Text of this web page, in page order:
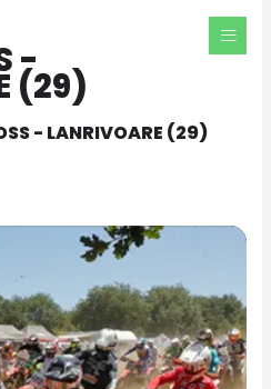
-
(29)
- LANRIVOARE (29)